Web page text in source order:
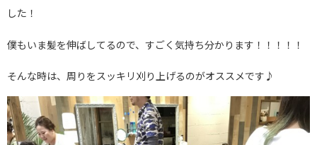
した！
僕もいま髪を伸ばしてるので、すごく気持ち分かります！！！！！
そんな時は、周りをスッキリ刈り上げるのがオススメです♪